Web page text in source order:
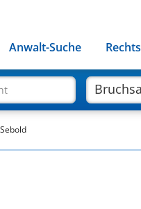
Anwalt-Suche